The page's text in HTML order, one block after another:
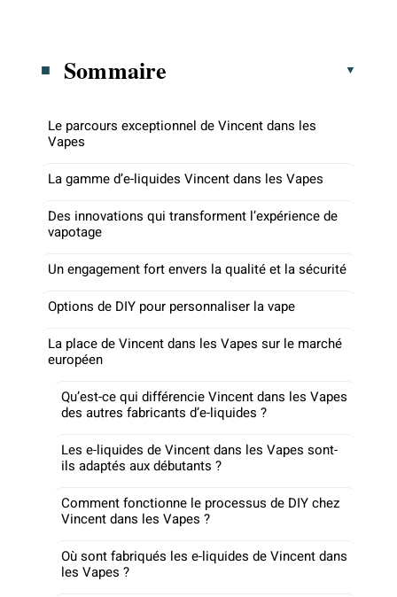
Sommaire
Le parcours exceptionnel de Vincent dans les
Vapes
La gamme d’e-liquides Vincent dans les Vapes
Des innovations qui transforment l’expérience de
vapotage
Un engagement fort envers la qualité et la sécurité
Options de DIY pour personnaliser la vape
La place de Vincent dans les Vapes sur le marché
européen
Qu’est-ce qui différencie Vincent dans les Vapes
des autres fabricants d’e-liquides ?
Les e-liquides de Vincent dans les Vapes sont-
ils adaptés aux débutants ?
Comment fonctionne le processus de DIY chez
Vincent dans les Vapes ?
Où sont fabriqués les e-liquides de Vincent dans
les Vapes ?